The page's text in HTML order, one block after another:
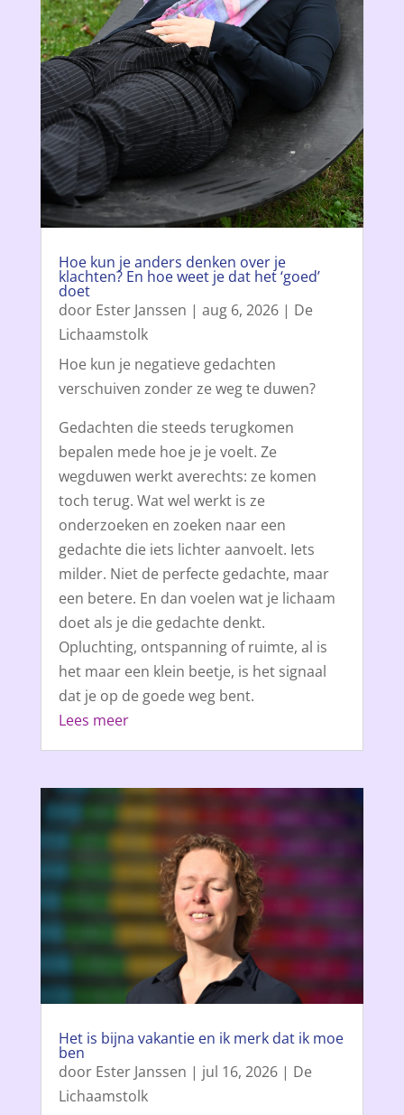
Hoe kun je anders denken over je
klachten? En hoe weet je dat het ‘goed’
doet
door Ester Janssen | aug 6, 2026| De
Lichaamstolk
Hoe kun je negatieve gedachten
verschuiven zonder ze weg te duwen?
Gedachten die steeds terugkomen
bepalen mede hoe je je voelt. Ze
wegduwen werkt averechts: ze komen
toch terug. Wat wel werkt is ze
onderzoeken en zoeken naar een
gedachte die iets lichter aanvoelt. Iets
milder. Niet de perfecte gedachte, maar
een betere. En dan voelen wat je lichaam
doet als je die gedachte denkt.
Opluchting, ontspanning of ruimte, al is
het maar een klein beetje, is het signaal
dat je op de goede weg bent.
Lees meer
Het is bijna vakantie en ik merk dat ik moe
ben
door Ester Janssen | jul 16, 2026| De
Lichaamstolk